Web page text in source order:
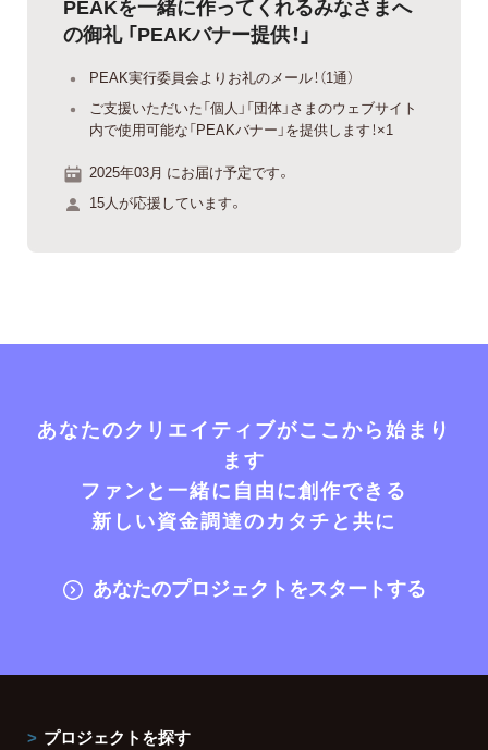
PEAKを一緒に作ってくれるみなさまへ
の御礼 「PEAKバナー提供！」
PEAK実行委員会よりお礼のメール！（1通）
ご支援いただいた「個人」「団体」さまのウェブサイト
内で使用可能な「PEAKバナー」を提供します！×1
2025年03月 にお届け予定です。
15人が応援しています。
あなたのクリエイティブがここから始まり
ます
ファンと一緒に自由に創作できる
新しい資金調達のカタチと共に
あなたのプロジェクトをスタートする
プロジェクトを探す